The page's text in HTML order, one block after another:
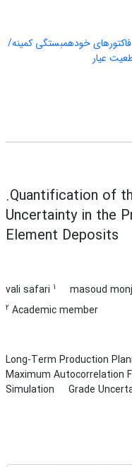
فاکتورهای خودهمبستگی کمینه/
عیار
.Quantification of
Uncertainty in the
Element Deposits
vali safari 1 masoud
2 Academic member
Long-Term Production
Maximum Autocorrelation
Simulation
Grade